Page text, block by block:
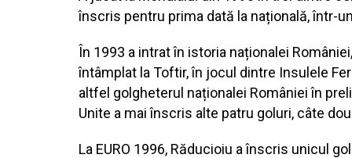
înscris pentru prima dată la națională, într-
În 1993 a intrat în istoria naționalei
întâmplat la Toftir, în jocul dintre Insulele
altfel golgheterul naționalei României în
Unite a mai înscris alte patru goluri, câte
La EURO 1996, Răducioiu a înscris unicul